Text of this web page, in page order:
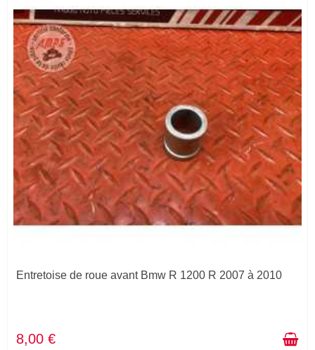
Entretoise de roue avant Bmw R 1200 R 2007 à 2010
8,00 €